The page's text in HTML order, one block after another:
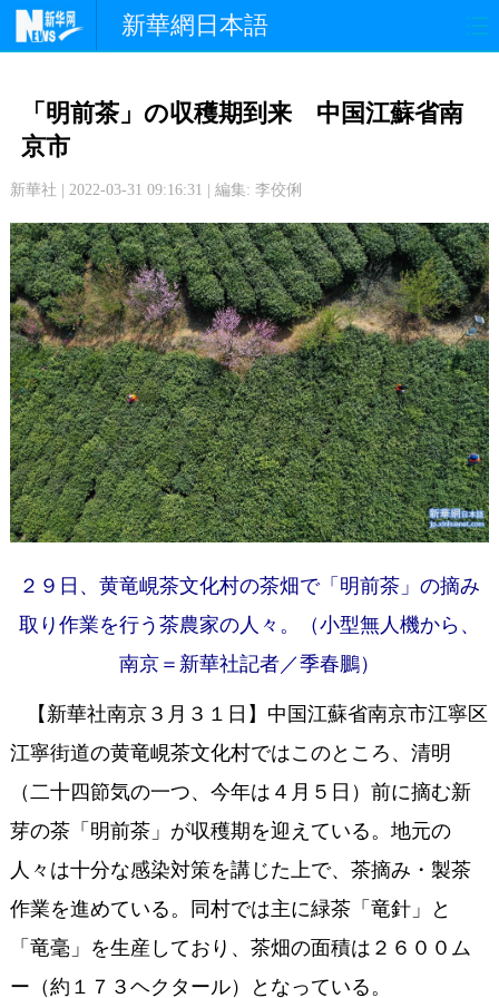
新華網日本語
文 化
中日交流 国 際
写 真
「明前茶」の収穫期到来 中国江蘇省南
京市
新華社 | 2022-03-31 09:16:31 | 編集: 李佼俐
２９日、黄竜峴茶文化村の茶畑で「明前茶」の摘み
取り作業を行う茶農家の人々。（小型無人機から、
南京＝新華社記者／季春鵬）
【新華社南京３月３１日】中国江蘇省南京市江寧区
江寧街道の黄竜峴茶文化村ではこのところ、清明
（二十四節気の一つ、今年は４月５日）前に摘む新
芽の茶「明前茶」が収穫期を迎えている。地元の
人々は十分な感染対策を講じた上で、茶摘み・製茶
作業を進めている。同村では主に緑茶「竜針」と
「竜毫」を生産しており、茶畑の面積は２６００ム
ー（約１７３ヘクタール）となっている。